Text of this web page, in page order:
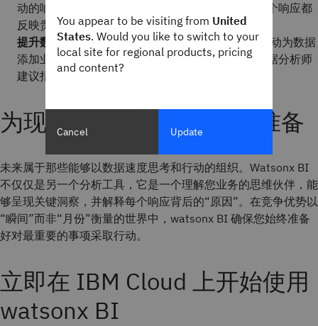
动的响应中，消除组织内部的指标冲突。这确保每个响应都
反映贵公司的标准，而非通用假设。
提升数据团队的影响力 ：watsonx BI 智能体通过自动为数据
添加业务同义词和描述、构建语义模型，甚至向数据分析师
建议指标定义，从而改造您的分析工作流程。
为现在而构建，为未来而准备
未来属于那些能够以数据速度思考和行动的组织。Watsonx BI
不仅仅是另一个分析工具，它是一个理解您业务的思维伙伴，能
够呈现关键洞察，并解释每个响应背后的“原因”。在竞争优势以
“瞬间”而非“月份”衡量的世界中，watsonx BI 确保您始终准备
好对最重要的事项采取行动。
立即在 IBM Cloud 上开始使用
watsonx BI
You appear to be visiting from United
States. Would you like to switch to your
local site for regional products, pricing
and content?
Cancel Update